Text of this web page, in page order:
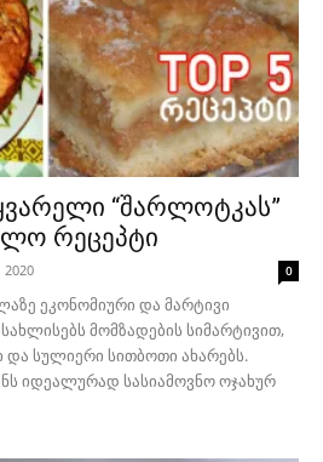
“შარლოტკას”
რეცეპტი
2020 0
ეკონომიური და მარტივი
მომზადების სიმარტივით,
სულიერი სითბოთი ახარებს.
იდეალურად სასიამოვნო ოჯახურ